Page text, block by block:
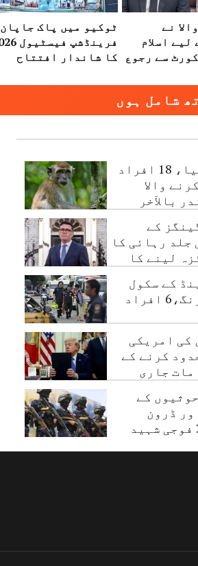
نے
اسلام
سے رجوع
ٹوکیو میں پاک جاپان
کا شاندار افتتاح
شامل ہوں
انڈونیشیا، 18 افراد
والا
بالآخر
کے
جلد رہائی کا
لینے کا
کے سکول
میں فائرنگ،6 افراد
کی امریکی
کرنے کے
جاری
کے
ڈرون